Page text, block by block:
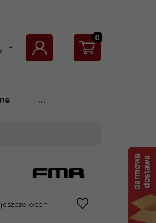
0
...
ocen